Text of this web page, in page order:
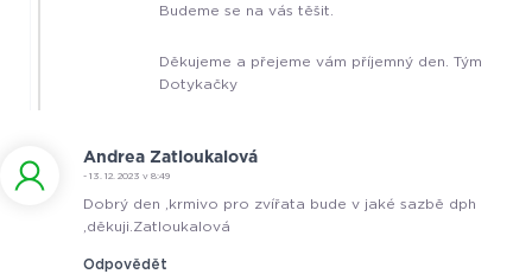
Budeme se na vás těšit.
Děkujeme a přejeme vám příjemný den. Tým
Dotykačky
Andrea Zatloukalová
- 13. 12. 2023 v 8:49
Dobrý den ,krmivo pro zvířata bude v jaké sazbě dph
,děkuji.Zatloukalová
Odpovědět